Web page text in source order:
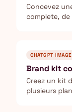
Concevez
complete,
CHATGPT
Brand kit
Creez un kit
plusieurs